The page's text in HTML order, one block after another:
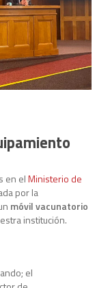
en elMinisterio de
por la
móvil vacunatorio
institución.
el